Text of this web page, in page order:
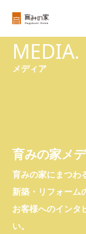
MEDIA.
メディア
育みの家メ
育みの家にまつわ
新築・リフォーム
お客様へのインタ
い。